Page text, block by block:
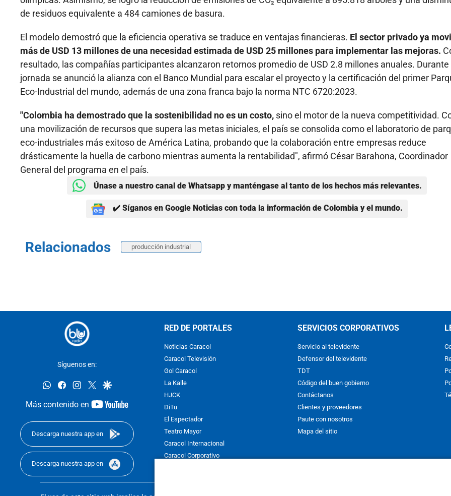
de residuos equivalente a 484 camiones de basura.
El modelo demostró que la eficiencia operativa se traduce en ventajas financieras. El sector privado ya
más de USD 13 millones de una necesidad estimada de USD 25 millones para implementar las mejoras.
resultado, las compañías participantes alcanzaron retornos promedio de USD 2.8 millones anuales. Durante
jornada se anunció la alianza con el Banco Mundial para escalar el proyecto y la certificación del primer
Eco-Industrial del mundo, además de una zona franca bajo la norma NTC 6720:2023.
"Colombia ha demostrado que la sostenibilidad no es un costo, sino el motor de la nueva competitividad.
una movilización de recursos que supera las metas iniciales, el país se consolida como el laboratorio de
eco-industriales más exitoso de América Latina, probando que la colaboración entre empresas reduce
drásticamente la huella de carbono mientras aumenta la rentabilidad", afirmó César Barahona, Coordinador
General del programa en el país.
Únase a nuestro canal de Whatsapp y manténgase al tanto de los hechos más relevantes.
✔️ Síganos en Google Noticias con toda la información de Colombia y el mundo.
Relacionados producción industrial
Síguenos en:
whatsappfacebookinstagram
twittergoogle
Más contenido en
youtube-
Descarga nuestra app en
Descarga nuestra app en
RED DE PORTALES
Noticias Caracol
Caracol Televisión
Gol Caracol
La Kalle
HJCK
DiTu
El Espectador
Teatro Mayor
Caracol Internacional
Caracol Corporativo
SERVICIOS CORPORATIVOS
Servicio al televidente
Defensor del televidente
TDT
Código del buen gobierno
Contáctanos
Clientes y proveedores
Paute con nosotros
Mapa del sitio